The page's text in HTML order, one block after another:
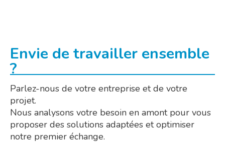
Envie de travailler ensemble
?
Parlez-nous de votre entreprise et de votre
projet.
Nous analysons votre besoin en amont pour vous
proposer des solutions adaptées et optimiser
notre premier échange.